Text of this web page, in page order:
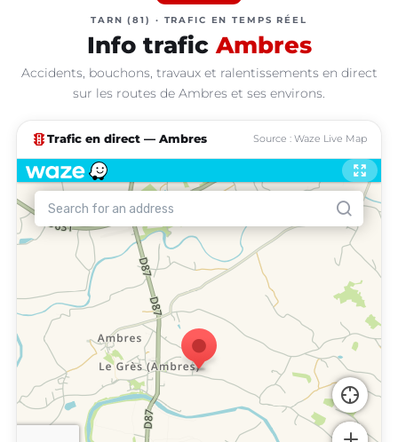
TARN (81) · TRAFIC EN TEMPS RÉEL
Info trafic Ambres
Accidents, bouchons, travaux et ralentissements en direct
sur les routes de Ambres et ses environs.
traffic Trafic en direct — Ambres Source : Waze Live Map